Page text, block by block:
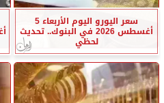
سعر اليورو اليوم الأربعاء 5
أغسطس 2026 في البنوك.. تحديث
لحظي